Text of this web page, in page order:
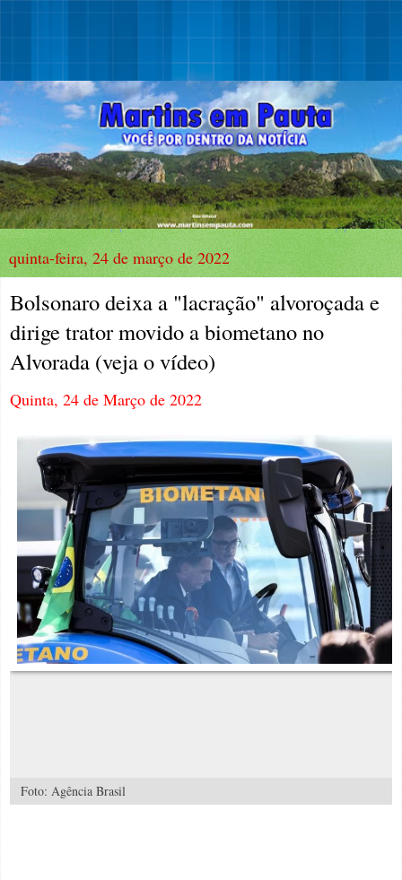
quinta-feira, 24 de março de 2022
Bolsonaro deixa a "lacração" alvoroçada e
dirige trator movido a biometano no
Alvorada (veja o vídeo)
Quinta, 24 de Março de 2022
Foto: Agência Brasil